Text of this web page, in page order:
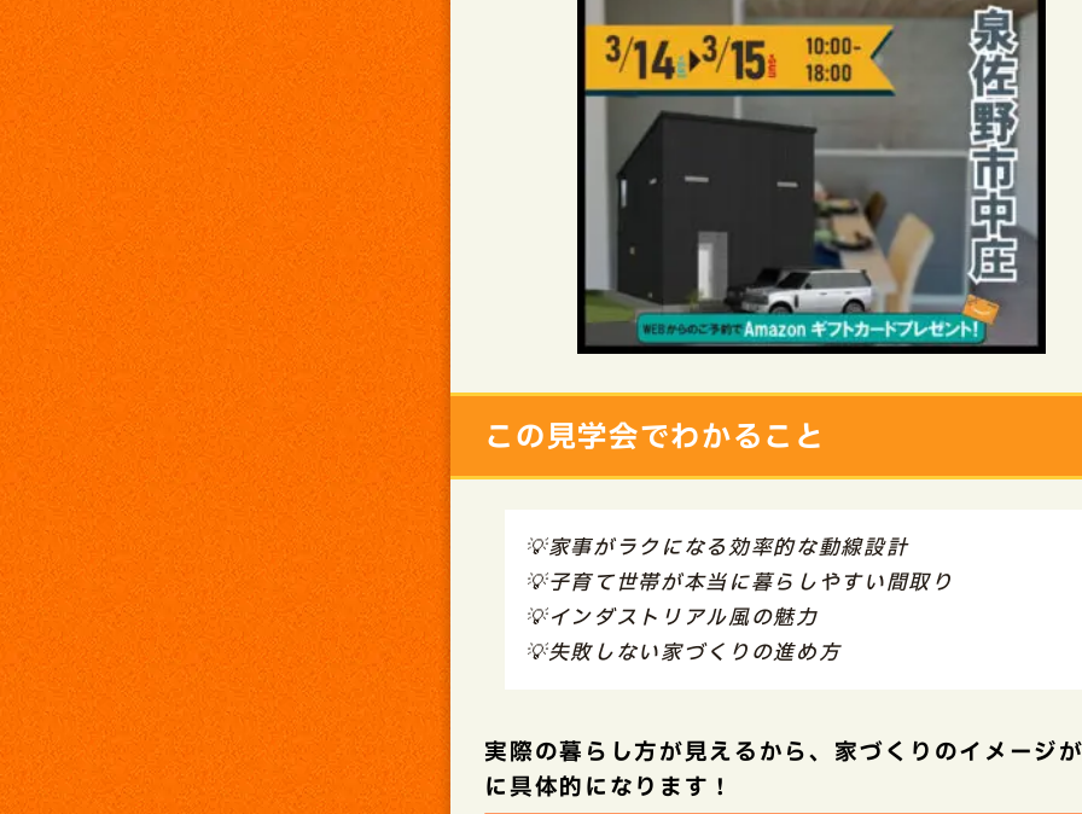
この見学会でわかること
💡家事がラクになる効率的な動線設計
💡子育て世帯が本当に暮らしやすい間取り
💡インダストリアル風の魅力
💡失敗しない家づくりの進め方
実際の暮らし方が見えるから、家づくりのイメージ
に具体的になります！